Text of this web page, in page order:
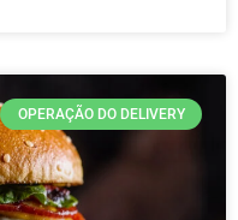
OPERAÇÃO DO DELIVERY